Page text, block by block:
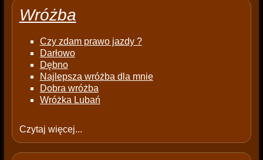
Wróżba
Czy zdam prawo jazdy ?
Darłowo
Dębno
Najlepsza wróżba dla mnie
Dobra wróżba
Wróżka Lubań
Czytaj więcej...